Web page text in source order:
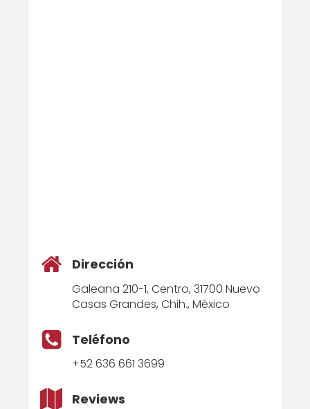
Dirección
Galeana 210-1, Centro, 31700 Nuevo
Casas Grandes, Chih., México
Teléfono
+52 636 661 3699
Reviews